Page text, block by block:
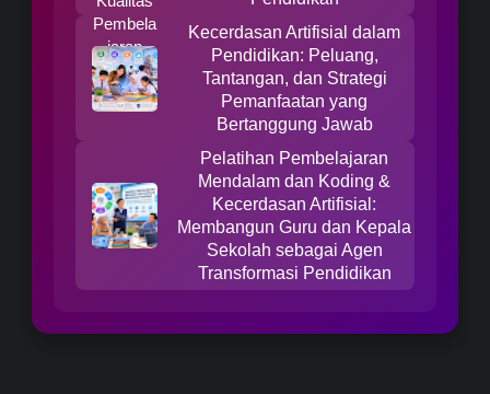
Kecerdasan Artifisial dalam
Pendidikan: Peluang,
Tantangan, dan Strategi
Pemanfaatan yang
Bertanggung Jawab
Pelatihan Pembelajaran
Mendalam dan Koding &
Kecerdasan Artifisial:
Membangun Guru dan Kepala
Sekolah sebagai Agen
Transformasi Pendidikan